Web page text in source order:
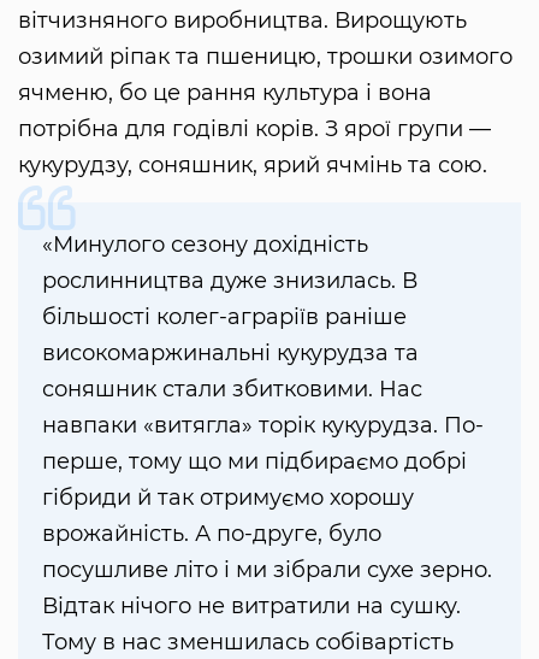
вітчизняного виробництва. Вирощують
озимий ріпак та пшеницю, трошки озимого
ячменю, бо це рання культура і вона
потрібна для годівлі корів. З ярої групи —
кукурудзу, соняшник, ярий ячмінь та сою.
«Минулого сезону дохідність
рослинництва дуже знизилась. В
більшості колег-аграріїв раніше
високомаржинальні кукурудза та
соняшник стали збитковими. Нас
навпаки «витягла» торік кукурудза. По-
перше, тому що ми підбираємо добрі
гібриди й так отримуємо хорошу
врожайність. А по-друге, було
посушливе літо і ми зібрали сухе зерно.
Відтак нічого не витратили на сушку.
Тому в нас зменшилась собівартість